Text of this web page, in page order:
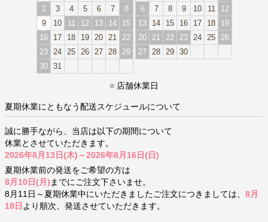
2
3 4 5 6 7
8
9
10 11 12 13 14
15
16
17 18 19 20 21
22
23 24 25 26 27 28
29
30 31
6
7 8 9 10 11
12
13
14 15 16 17 18
19
20
21 22 23 24 25
26
27 28 29 30
■ 店舗休業日
夏期休業にともなう配送スケジュールについて
誠に勝手ながら、当店は以下の期間について
休業とさせていただきます。
2026年8月13日(木)～2026年8月16日(日)
夏期休業前の発送をご希望の方は
8月10日(月) までにご注文下さいませ。
8月11日～夏期休業中にいただきましたご注文につきましては、 8月
18日 より順次、発送させていただきます。